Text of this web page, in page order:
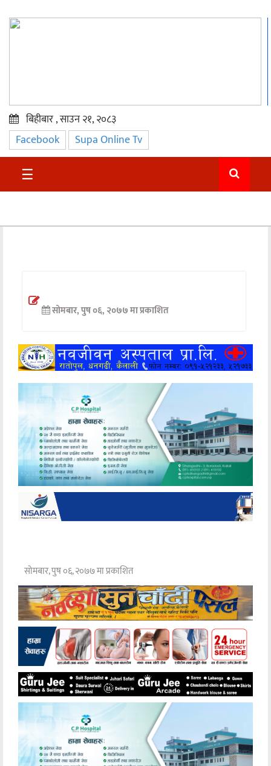
प्रमुख
समाचार
सुदुर
अन्तर्वार्ता
खेलकुद
मनोरञ्जन
अन्य
बिहीबार , साउन २१, २०८३
Facebook Supa Online Tv
☰
सोमबार, पुष ०६, २०७७ मा प्रकाशित
सोमबार, पुष ०६, २०७७ मा प्रकाशित